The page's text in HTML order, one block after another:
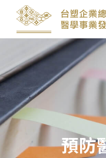
預防